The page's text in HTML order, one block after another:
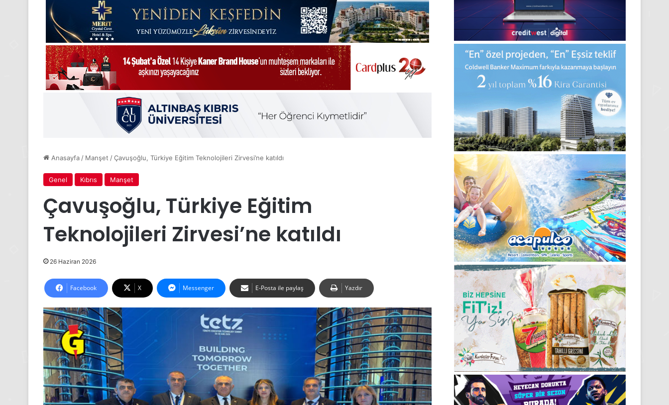
Anasayfa / Manşet /Çavuşoğlu, Türkiye Eğitim Teknolojileri Zirvesi’ne katıldı
Genel Kıbrıs Manşet
Çavuşoğlu, Türkiye Eğitim
Teknolojileri Zirvesi’ne katıldı
26 Haziran 2026
Facebook X Messenger E-Posta ile paylaş Yazdır